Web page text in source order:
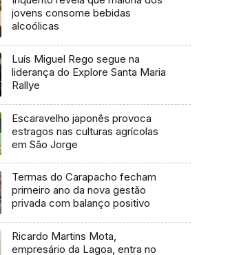
jovens consome bebidas
alcoólicas
Luís Miguel Rego segue na
liderança do Explore Santa Maria
Rallye
Escaravelho japonês provoca
estragos nas culturas agrícolas
em São Jorge
Termas do Carapacho fecham
primeiro ano da nova gestão
privada com balanço positivo
Ricardo Martins Mota,
empresário da Lagoa, entra no